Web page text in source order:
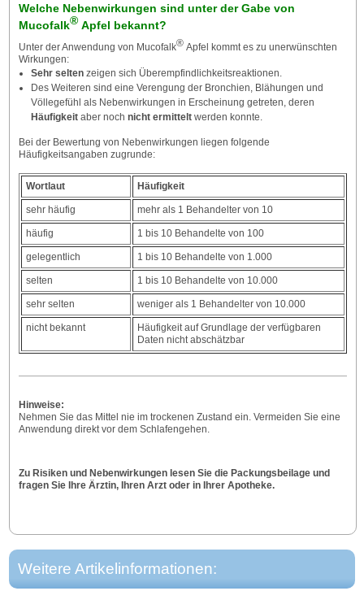
Welche Nebenwirkungen sind unter der Gabe von
Mucofalk® Apfel bekannt?
Unter der Anwendung von Mucofalk® Apfel kommt es zu unerwünschten
Wirkungen:
Sehr seltenzeigen sich Überempfindlichkeitsreaktionen.
Des Weiteren sind eine Verengung der Bronchien, Blähungen und
Völlegefühl als Nebenwirkungen in Erscheinung getreten, deren
Häufigkeit aber noch nicht ermitteltwerden konnte.
Bei der Bewertung von Nebenwirkungen liegen folgende
Häufigkeitsangaben zugrunde:
Wortlaut Häufigkeit
sehr häufig mehr als 1 Behandelter von 10
häufig 1 bis 10 Behandelte von 100
gelegentlich 1 bis 10 Behandelte von 1.000
selten 1 bis 10 Behandelte von 10.000
sehr selten weniger als 1 Behandelter von 10.000
nicht bekannt
Häufigkeit auf Grundlage der verfügbaren
Daten nicht abschätzbar
Hinweise:
Nehmen Sie das Mittel nie im trockenen Zustand ein. Vermeiden Sie eine
Anwendung direkt vor dem Schlafengehen.
Zu Risiken und Nebenwirkungen lesen Sie die Packungsbeilage und
fragen Sie Ihre Ärztin, Ihren Arzt oder in Ihrer Apotheke.
Weitere Artikelinformationen: